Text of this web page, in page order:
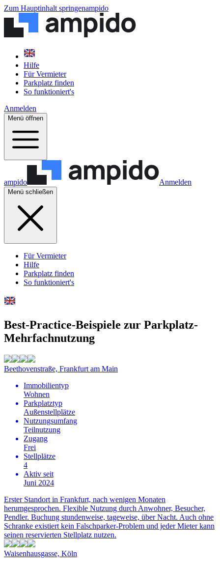
Zum Hauptinhalt springenampido
Hilfe
Für Vermieter
Parkplatz finden
So funktioniert's
Anmelden
Menü öffnen
ampido Anmelden
Menü schließen
Für Vermieter
Hilfe
Parkplatz finden
So funktioniert's
Best-Practice-Beispiele zur Parkplatz-
Mehrfachnutzung
Beethovenstraße, Frankfurt am Main
Immobilientyp
Wohnen
Parkplatztyp
Außenstellplätze
Nutzungsumfang
Teilnutzung
Zugang
Frei
Stellplätze
4
Aktiv seit
Juni 2024
Erster Standort in Frankfurt, nach wenigen Monaten
herumgesprochen. Flexible Nutzung durch Anwohner, Besucher,
Pendler. Buchung stundenweise, tageweise, über Nacht. Auch ohne
Schranke existiert kein Falschparker-Problem und jeder Mieter kann
seinen reservierten Stellplatz nutzen.
Waisenhausgasse, Köln